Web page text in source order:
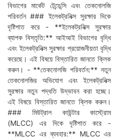
বিভাগের মার্কেট টেন্ডেন্সি এবং তেকনোলজি
পরিবর্তন ### ইলেকট্রনিক্স সুরক্ষার দিকে
দৃষ্টিপাত করে - **ইলেকট্রনিক্স সুরক্ষার
ব্যাপক বিস্তৃতি:** আইআই বিভাগের বৃদ্ধি
এবং ইলেকট্রনিক্স সুরক্ষার প্রয়োজনীয়তা বৃদ্ধি
করেছে। এই বিষয়ে বিস্তারিত জানতে ক্লিক
করুন। - **তেকনোলজি পরিবর্তন:** নতুন
তেকনোলজির অভিযোগ এবং ইলেকট্রনিক্স
সুরক্ষার নতুন পদ্ধতি উদ্ভাবন করা হচ্ছে।
এই বিষয়ে বিস্তারিত জানতে ক্লিক করুন।
### মিউট্রাল কাউন্টার কাস্ট্রোম
(MLCC) এর দিকে দৃষ্টিপাত করে -
**MLCC এর ব্যবহার:** MLCC এর